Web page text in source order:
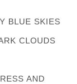
BLUE SKIES
CLOUDS
AND